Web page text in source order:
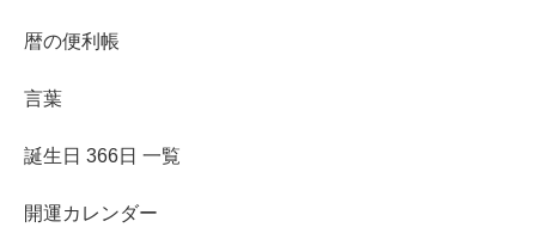
暦の便利帳
言葉
誕生日 366日 一覧
開運カレンダー